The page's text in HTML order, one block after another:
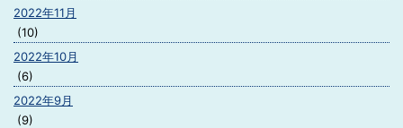
2022年11月
(10)
2022年10月
(6)
2022年9月
(9)